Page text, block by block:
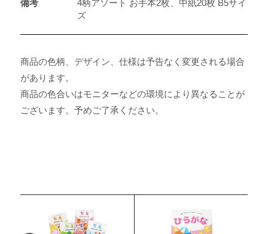
備考
4柄アソート お手本2枚、中紙20枚 B5サイ
ズ
商品の色柄、デザイン、仕様は予告なく変更される場合
があります。
商品の色合いはモニターなどの環境により異なることが
ございます。予めご了承ください。